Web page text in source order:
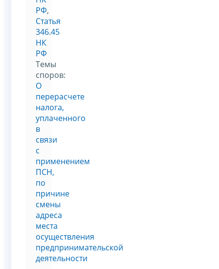
РФ,
Статья
346.45
НК
РФ
Темы
споров:
О
перерасчете
налога,
уплаченного
в
связи
с
применением
ПСН,
по
причине
смены
адреса
места
осуществления
предпринимательской
деятельности